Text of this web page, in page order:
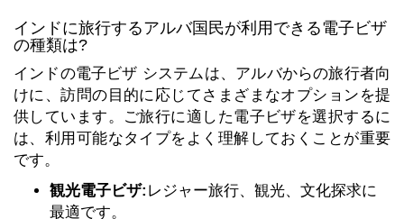
インドに旅行するアルバ国民が利用できる電子ビザ
の種類は?
インドの電子ビザ システムは、アルバからの旅行者向
けに、訪問の目的に応じてさまざまなオプションを提
供しています。ご旅行に適した電子ビザを選択するに
は、利用可能なタイプをよく理解しておくことが重要
です。
観光電子ビザ: レジャー旅行、観光、文化探求に
最適です。